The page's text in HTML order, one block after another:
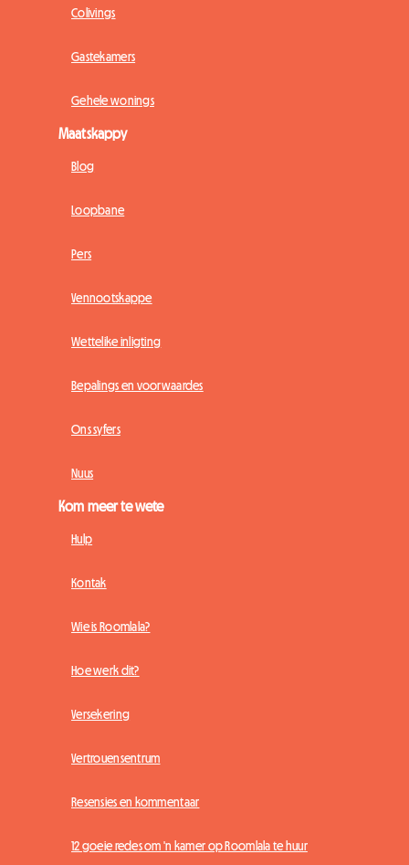
Colivings
Gastekamers
Gehele wonings
Maatskappy
Blog
Loopbane
Pers
Vennootskappe
Wettelike inligting
Bepalings en voorwaardes
Ons syfers
Nuus
Kom meer te wete
Hulp
Kontak
Wie is Roomlala?
Hoe werk dit?
Versekering
Vertrouensentrum
Resensies en kommentaar
12 goeie redes om 'n kamer op Roomlala te huur